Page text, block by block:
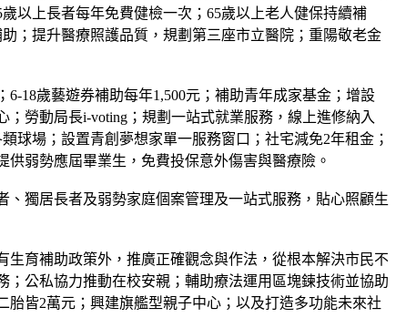
以上長者每年免費健檢一次；65歲以上老人健保持續補
；提升醫療照護品質，規劃第三座市立醫院；重陽敬老金
18歲藝遊券補助每年1,500元；補助青年成家基金；增設
勞動局長i-voting；規劃一站式就業服務，線上進修納入
球場；設置青創夢想家單一服務窗口；社宅減免2年租金；
弱勢應屆畢業生，免費投保意外傷害與醫療險。
、獨居長者及弱勢家庭個案管理及一站式服務，貼心照顧生
生育補助政策外，推廣正確觀念與作法，從根本解決市民不
公私協力推動在校安親；輔助療法運用區塊鍊技術並協助
皆2萬元；興建旗艦型親子中心；以及打造多功能未來社